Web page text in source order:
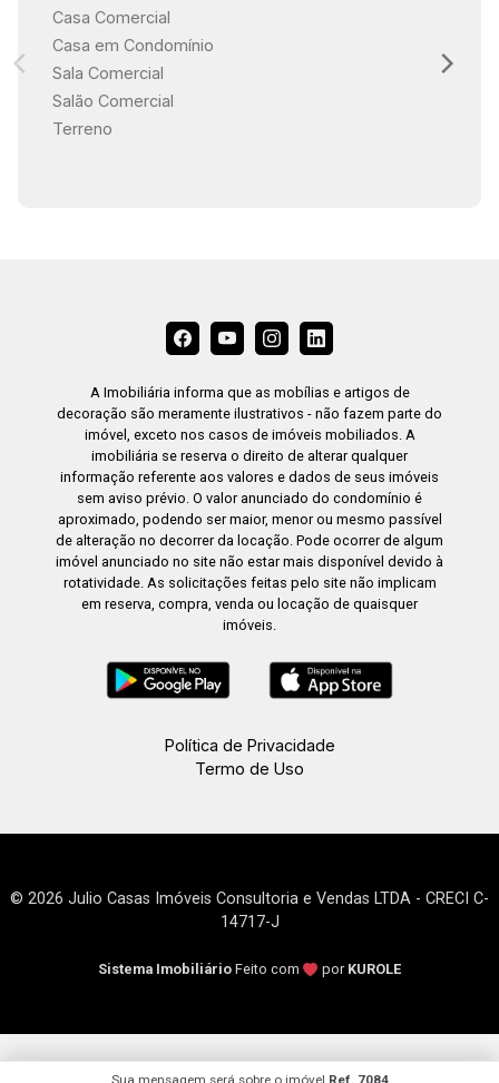
16:30
18:00
18:30
19:00
Sua mensagem será sobre o imóvel Ref. 7084
Casa Comercial
Casa em Condomínio
Sala Comercial
Salão Comercial
Terreno
A Imobiliária informa que as mobílias e artigos de
decoração são meramente ilustrativos - não fazem parte do
imóvel, exceto nos casos de imóveis mobiliados. A
imobiliária se reserva o direito de alterar qualquer
informação referente aos valores e dados de seus imóveis
sem aviso prévio. O valor anunciado do condomínio é
aproximado, podendo ser maior, menor ou mesmo passível
de alteração no decorrer da locação. Pode ocorrer de algum
imóvel anunciado no site não estar mais disponível devido à
rotatividade. As solicitações feitas pelo site não implicam
em reserva, compra, venda ou locação de quaisquer
imóveis.
Política de Privacidade
Termo de Uso
© 2026 Julio Casas Imóveis Consultoria e Vendas LTDA - CRECI C-
14717-J
Sistema Imobiliário Feito com por KUROLE